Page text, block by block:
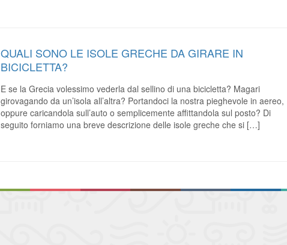
QUALI SONO LE ISOLE GRECHE DA GIRARE IN
BICICLETTA?
E se la Grecia volessimo vederla dal sellino di una bicicletta? Magari
girovagando da un’isola all’altra? Portandoci la nostra pieghevole in aereo,
oppure caricandola sull’auto o semplicemente affittandola sul posto? Di
seguito forniamo una breve descrizione delle isole greche che si […]